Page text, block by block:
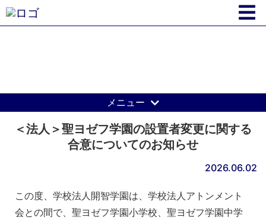
メニュー
＜法人＞聖ヨゼフ学園の設置者変更に関する
合意についてのお知らせ
2026.06.02
この度、学校法人開智学園は、学校法人アトンメント
会との間で、聖ヨゼフ学園小学校、聖ヨゼフ学園中学